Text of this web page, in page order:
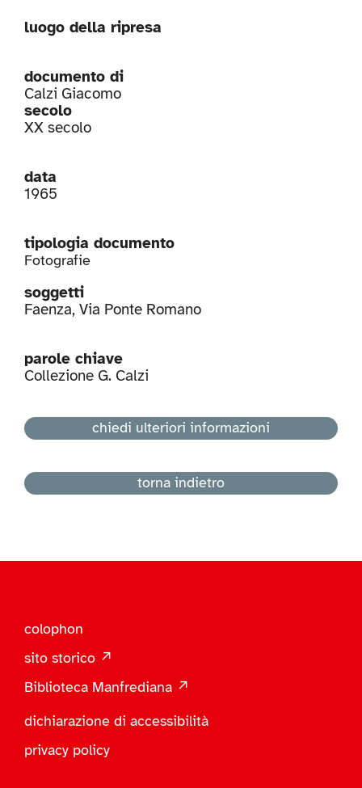
luogo della ripresa
documento di
Calzi Giacomo
secolo
XX secolo
data
1965
tipologia documento
Fotografie
soggetti
Faenza, Via Ponte Romano
parole chiave
Collezione G. Calzi
chiedi ulteriori informazioni
torna indietro
colophon
sito storico ↗
Biblioteca Manfrediana ↗
dichiarazione di accessibilità
privacy policy